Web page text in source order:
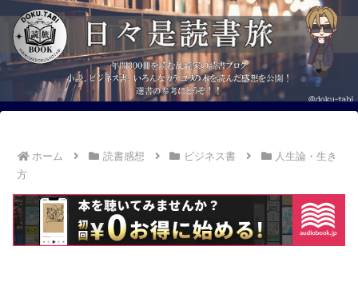
ホーム 読書感想 ビジネス書
人生論・生き
方